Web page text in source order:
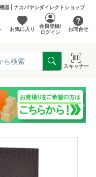
器 | ナカバヤシダイレクトショップ
お気に入り
会員登録/
ログイン
お問合せ
スキャナー